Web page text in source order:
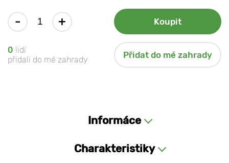
- + Koupit
0 lidí
přidali do mé zahrady
Přidat do mé zahrady
Informáce
Charakteristiky